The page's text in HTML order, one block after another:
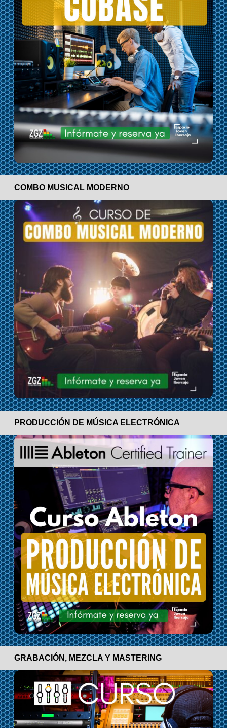
COMBO MUSICAL MODERNO
PRODUCCIÓN DE MÚSICA ELECTRÓNICA
GRABACIÓN, MEZCLA Y MASTERING